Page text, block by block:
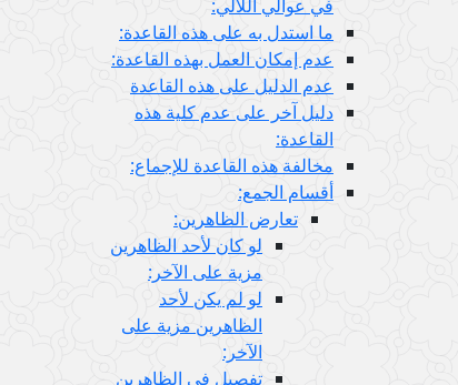
في عوالي اللآلي:
ما استدل به على هذه القاعدة:
عدم إمكان العمل بهذه القاعدة:
عدم الدليل على هذه القاعدة
دليل آخر على عدم كلية هذه
القاعدة:
مخالفة هذه القاعدة للإجماع:
أقسام الجمع:
تعارض الظاهرين:
لو كان لأحد الظاهرين
مزية على الآخر:
لو لم يكن لأحد
الظاهرين مزية على
الآخر:
تفصيل في الظاهرين